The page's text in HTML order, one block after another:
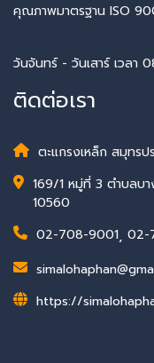
คุณภาพมาตรฐาน ISO
วันจันทร์ - วันเสาร์ เวลา
ติดต่อเรา
ตะแกรงเหล็ก สมุทร
169/1 หมู่ที่ 3 ตำบลบา
10560
02-708-9001, 02-
https://